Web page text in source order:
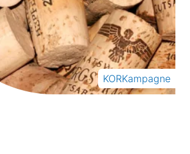
KORKampagne